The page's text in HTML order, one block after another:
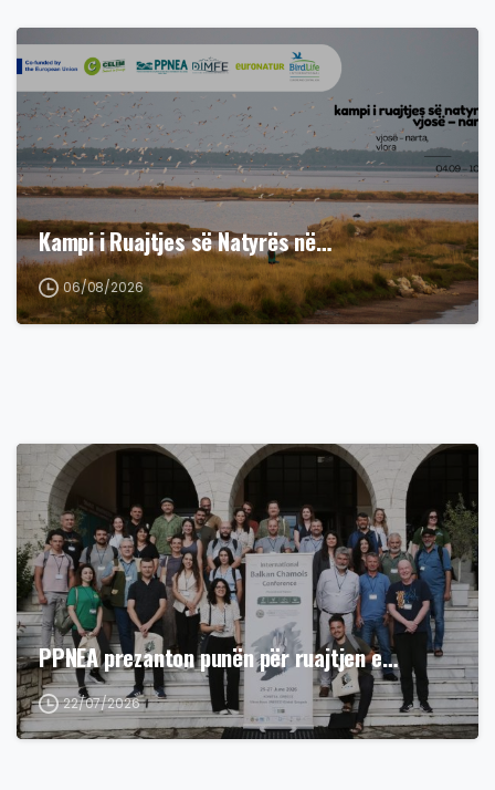
Kampi i Ruajtjes së Natyrës në…
06/08/2026
PPNEA prezanton punën për ruajtjen e…
22/07/2026